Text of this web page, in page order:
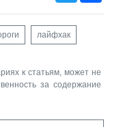
лайфхак
к статьям, может не
за содержание